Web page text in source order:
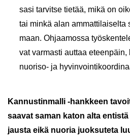
sa­si tar­vit­se tie­tää, mikä on
tai minkä alan
maan. Oh­jaa­mos­sa
vat var­mas­ti aut­taa eteen­päin,
nuoriso-​ ja
Kan­nus­tin­mal­li -​hankkeen
saa­vat saman katon alta
jaus­ta eikä nuo­ria juok­su­te­ta